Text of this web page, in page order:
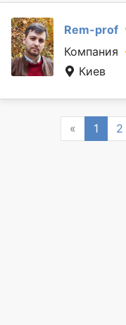
Rem-prof
Компания
Киев
« Previous
1 2